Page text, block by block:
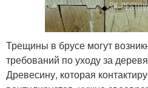
Трещины в брусе могут
требований по уходу за
Древесину, которая